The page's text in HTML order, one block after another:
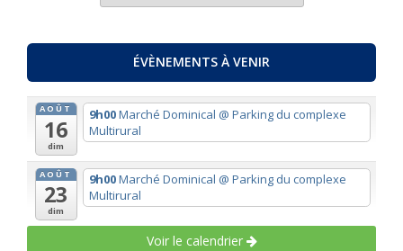
ÉVÈNEMENTS À VENIR
AOÛT
16
dim
9h00Marché Dominical @ Parking du complexe
Multirural
AOÛT
23
dim
9h00Marché Dominical @ Parking du complexe
Multirural
Voir le calendrier